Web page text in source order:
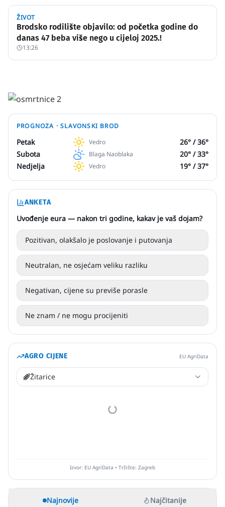
ŽIVOT
Brodsko rodilište objavilo: od početka godine do
danas 47 beba više nego u cijeloj 2025.!
13:26
PROGNOZA ·SLAVONSKI BROD
Petak Vedro 26° /36°
Subota
Blaga Naoblaka 20° /33°
Nedjelja
Vedro 19° /37°
ANKETA
Uvođenje eura — nakon tri godine, kakav je vaš dojam?
Pozitivan, olakšalo je poslovanje i putovanja
Neutralan, ne osjećam veliku razliku
Negativan, cijene su previše porasle
Ne znam / ne mogu procijeniti
AGRO CIJENE EU AgriData
Žitarice
Izvor: EU AgriData • Tržište: Zagreb
Najnovije Najčitanije